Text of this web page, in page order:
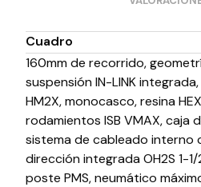
Cuadro
160mm de recorrido,
suspensión IN-LINK
HM2X, monocasco, resina
rodamientos ISB VMAX, caja
sistema de cableado interno
dirección integrada OH2S 1-
poste PMS, neumático